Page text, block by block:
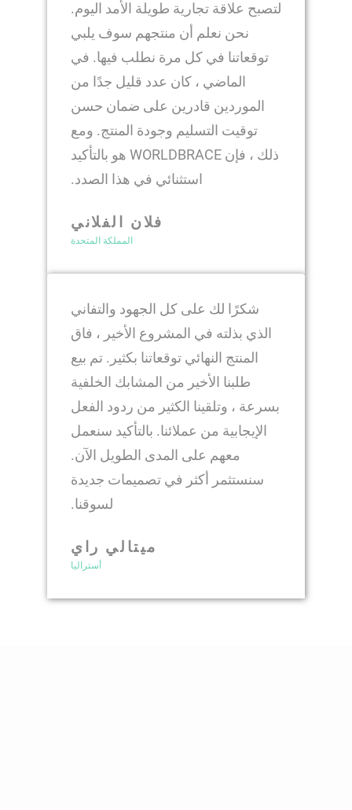
لتصبح علاقة تجارية طويلة الأمد اليوم.
نحن نعلم أن منتجهم سوف يلبي
توقعاتنا في كل مرة نطلب فيها. في
الماضي ، كان عدد قليل جدًا من
الموردين قادرين على ضمان حسن
توقيت التسليم وجودة المنتج. ومع
ذلك ، فإن WORLDBRACE هو بالتأكيد
استثنائي في هذا الصدد.
فلان الفلاني
المملكة المتحدة
شكرًا لك على كل الجهود والتفاني
الذي بذلته في المشروع الأخير ، فاق
المنتج النهائي توقعاتنا بكثير. تم بيع
طلبنا الأخير من المشابك الخلفية
بسرعة ، وتلقينا الكثير من ردود الفعل
الإيجابية من عملائنا. بالتأكيد سنعمل
معهم على المدى الطويل الآن.
سنستثمر أكثر في تصميمات جديدة
لسوقنا.
ميتالي راي
أستراليا